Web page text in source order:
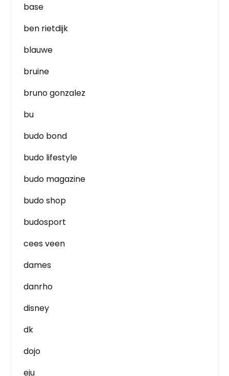
base
ben rietdijk
blauwe
bruine
bruno gonzalez
bu
budo bond
budo lifestyle
budo magazine
budo shop
budosport
cees veen
dames
danrho
disney
dk
dojo
eju